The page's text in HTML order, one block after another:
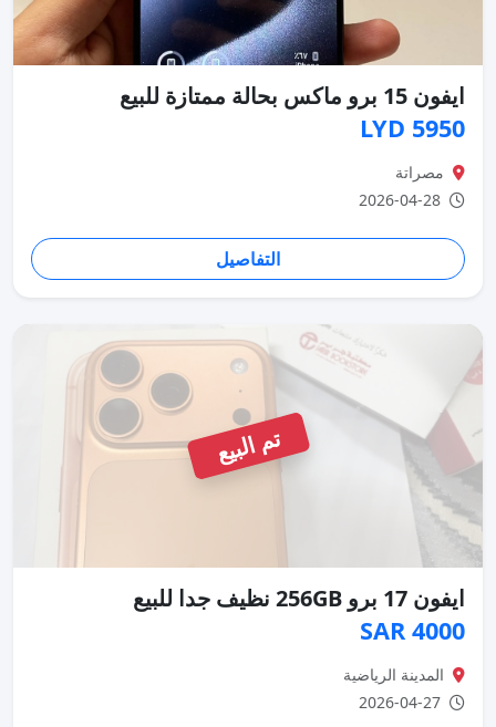
ايفون 15 برو ماكس بحالة ممتازة للبيع
5950 LYD
مصراتة
التفاصيل
تم البيع
ايفون 17 برو 256GB نظيف جدا للبيع
4000 SAR
المدينة الرياضية